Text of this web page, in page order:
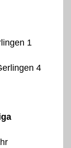
1
4